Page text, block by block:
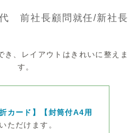
前社長顧問就任/新社長
き、レイアウトはきれいに整えま
す。
カード】【封筒付A4用
ただけます。